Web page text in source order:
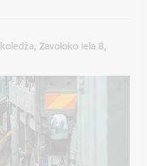
Zavoloko iela 8,